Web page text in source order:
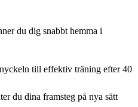
du dig snabbt hemma i
till effektiv träning efter 40
du dina framsteg på nya sätt